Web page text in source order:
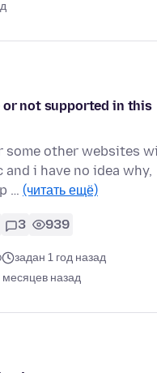
or not supported in this
some other websites
i have no idea why,
… (читать ещё)
3 939
задан 1 год назад
месяцев назад